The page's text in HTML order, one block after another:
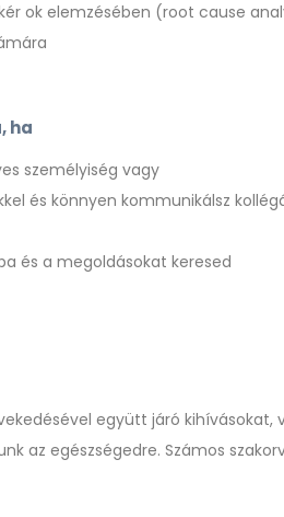
ok elemzésében (root cause
ha
személyiség vagy
és könnyen kommunikálsz
és a megoldásokat keresed
együtt járó
az egészségedre. Számos